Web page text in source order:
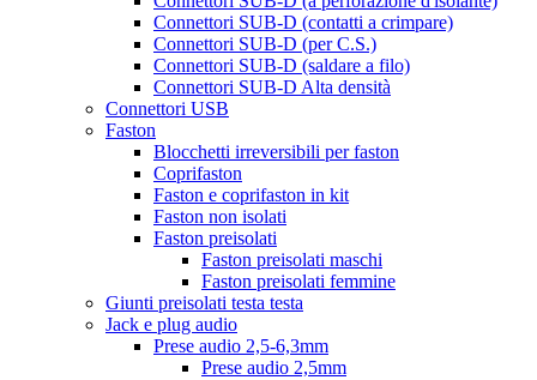
Connettori SUB-D (contatti a crimpare)
Connettori SUB-D (per C.S.)
Connettori SUB-D (saldare a filo)
Connettori SUB-D Alta densità
Connettori USB
Faston
Blocchetti irreversibili per faston
Coprifaston
Faston e coprifaston in kit
Faston non isolati
Faston preisolati
Faston preisolati maschi
Faston preisolati femmine
Giunti preisolati testa testa
Jack e plug audio
Prese audio 2,5-6,3mm
Prese audio 2,5mm